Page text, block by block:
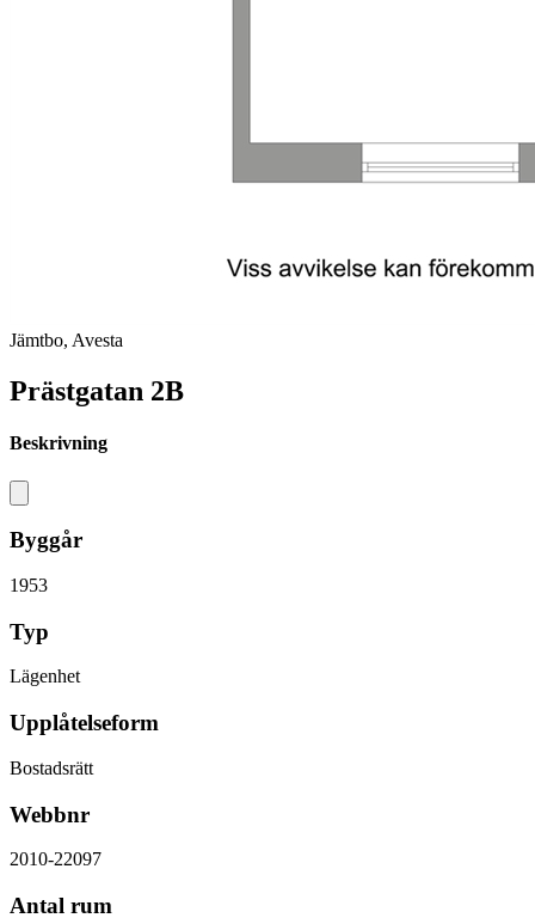
Jämtbo, Avesta
Prästgatan 2B
Beskrivning
Byggår
1953
Typ
Lägenhet
Upplåtelseform
Bostadsrätt
Webbnr
2010-22097
Antal rum